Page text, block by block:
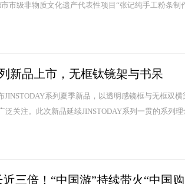
市级非物质文化遗产代表性项目“张记纯手工粉条制
新品上市，无框钛镜架与书呆
JINSTODAY系列夏季新品，以透明感镜框与无框双
泛关注。此次新品延续JINSTODAY系列一贯的系列
三倍！“中国游”持续带火“中国